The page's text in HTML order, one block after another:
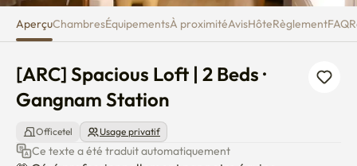
AperçuChambresÉquipementsÀ proximitéAvisHôteRèglementFAQ
[ARC] Spacious Loft | 2 Beds ·
Gangnam Station
Officetel Usage privatif
Ce texte a été traduit automatiquement